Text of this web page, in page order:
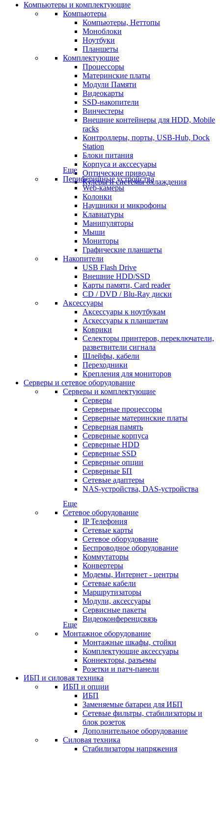
Компьютеры и комплектующие
Компьютеры
Компьютеры, Неттопы
Моноблоки
Ноутбуки
Планшеты
Комплектующие
Процессоры
Материнские платы
Модули Памяти
Видеокарты
SSD-накопители
Винчестеры
Внешние контейнеры для HDD, Mobile
racks
Контроллеры, порты, USB-Hub, Dock
Station
Блоки питания
Корпуса и акссесуары
Оптические приводы
Кулеры и системы охлаждения
Еще
Периферийные устройства
Web-камеры
Колонки
Наушники и микрофоны
Клавиатуры
Манипуляторы
Мыши
Мониторы
Графические планшеты
Накопители
USB Flash Drive
Внешние HDD/SSD
Карты памяти, Card reader
CD / DVD / Blu-Ray диски
Аксессуары
Аксессуары к ноутбукам
Аскессуары к планшетам
Коврики
Селекторы принтеров, переключатели,
разветвители сигнала
Шлейфы, кабели
Переходники
Крепления для мониторов
Серверы и сетевое оборудование
Серверы и комплектующие
Серверы
Серверные процессоры
Серверные материнские платы
Серверная память
Серверные корпуса
Серверные HDD
Серверные SSD
Серверные опции
Серверные БП
Сетевые адаптеры
NAS-устройства, DAS-устройства
Еще
Сетевое оборудование
IP Телефония
Сетевые карты
Сетевое оборудование
Беспроводное оборудование
Коммутаторы
Конвертеры
Модемы, Интернет - центры
Сетевые кабели
Маршрутизаторы
Модули, аксессуары
Сервисные пакеты
Видеоконференцсвязь
Еще
Монтажное оборудование
Монтажные шкафы, стойки
Комплектующие аксессуары
Коннекторы, разъемы
Розетки и патч-панели
ИБП и силовая техника
ИБП и опции
ИБП
Заменяемые батареи для ИБП
Сетевые фильтры, стабилизаторы и
блок розеток
Дополнительное оборудование
Силовая техника
Стабилизаторы напряжения